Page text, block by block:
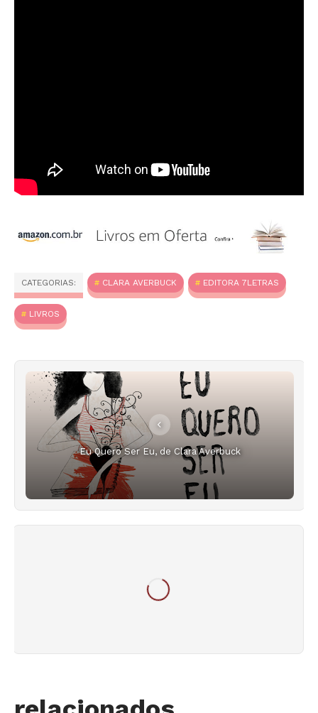
CATEGORIAS: CLARA AVERBUCK EDITORA 7LETRAS
LIVROS
Eu Quero Ser Eu, de Clara Averbuck